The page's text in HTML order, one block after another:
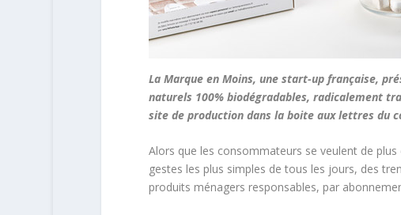
La Marque en Moins, une start-up française,
naturels 100% biodégradables, radicalement
site de production dans la boite aux lettres du
Alors que les consommateurs se veulent de
gestes les plus simples de tous les jours, des
produits ménagers responsables, par